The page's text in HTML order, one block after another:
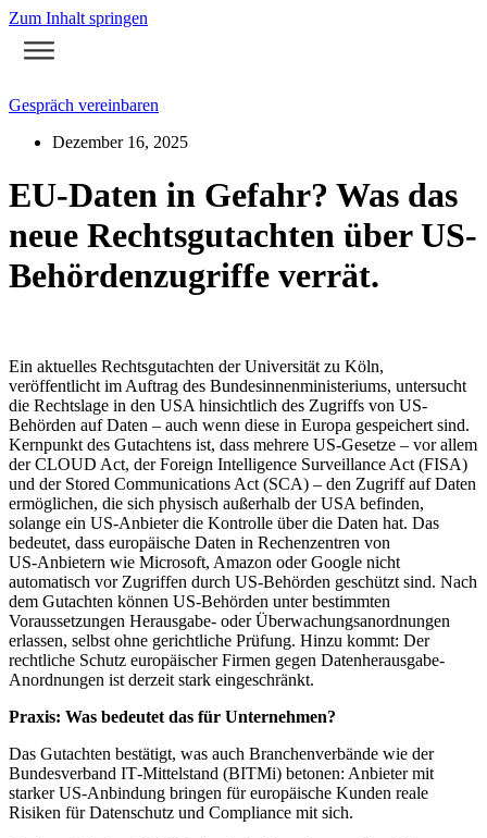
Zum Inhalt springen
Gespräch vereinbaren
Dezember 16, 2025
EU-Daten in Gefahr? Was das
neue Rechtsgutachten über US-
Behördenzugriffe verrät.
Ein aktuelles Rechtsgutachten der Universität zu Köln,
veröffentlicht im Auftrag des Bundesinnenministeriums, untersucht
die Rechtslage in den USA hinsichtlich des Zugriffs von US-
Behörden auf Daten – auch wenn diese in Europa gespeichert sind.
Kernpunkt des Gutachtens ist, dass mehrere US‑Gesetze – vor allem
der CLOUD Act, der Foreign Intelligence Surveillance Act (FISA)
und der Stored Communications Act (SCA) – den Zugriff auf Daten
ermöglichen, die sich physisch außerhalb der USA befinden,
solange ein US-Anbieter die Kontrolle über die Daten hat. Das
bedeutet, dass europäische Daten in Rechenzentren von
US‑Anbietern wie Microsoft, Amazon oder Google nicht
automatisch vor Zugriffen durch US‑Behörden geschützt sind. Nach
dem Gutachten können US‑Behörden unter bestimmten
Voraussetzungen Herausgabe- oder Überwachungsanordnungen
erlassen, selbst ohne gerichtliche Prüfung. Hinzu kommt: Der
rechtliche Schutz europäischer Firmen gegen Datenherausgabe-
Anordnungen ist derzeit stark eingeschränkt.
Praxis: Was bedeutet das für Unternehmen?
Das Gutachten bestätigt, was auch Branchenverbände wie der
Bundesverband IT‑Mittelstand (BITMi) betonen: Anbieter mit
starker US‑Anbindung bringen für europäische Kunden reale
Risiken für Datenschutz und Compliance mit sich.